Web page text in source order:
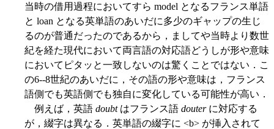
当時の借用過程においてすら model となるフランス単語
と loan となる英単語のあいだに多少のギャップの生じ
るのが普通だったのであるから，ましてや当時より数世
紀を経た現代において両言語の対応語どうしが形や意味
においてピタッと一致しないのは驚くことではない．こ
の6--8世紀のあいだに，その語の形や意味は，フランス
語側でも英語側でも独自に変化している可能性が高い．
例えば，英語 doubtはフランス語 douterに対応する
が，綴字は異なる．英単語の綴字に <b> が挿入されて